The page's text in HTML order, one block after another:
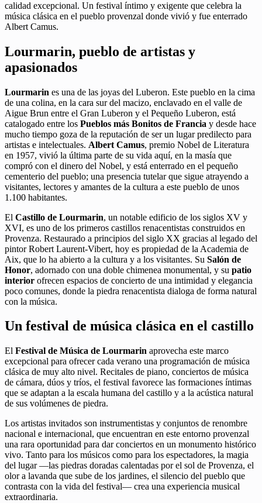
calidad excepcional. Un festival íntimo y exigente que celebra la
música clásica en el pueblo provenzal donde vivió y fue enterrado
Albert Camus.
Lourmarin, pueblo de artistas y
apasionados
Lourmarin es una de las joyas del Luberon. Este pueblo en la cima
de una colina, en la cara sur del macizo, enclavado en el valle de
Aigue Brun entre el Gran Luberon y el Pequeño Luberon, está
catalogado entre los Pueblos más Bonitos de Francia y desde hace
mucho tiempo goza de la reputación de ser un lugar predilecto para
artistas e intelectuales. Albert Camus, premio Nobel de Literatura
en 1957, vivió la última parte de su vida aquí, en la masía que
compró con el dinero del Nobel, y está enterrado en el pequeño
cementerio del pueblo; una presencia tutelar que sigue atrayendo a
visitantes, lectores y amantes de la cultura a este pueblo de unos
1.100 habitantes.
El Castillo de Lourmarin, un notable edificio de los siglos XV y
XVI, es uno de los primeros castillos renacentistas construidos en
Provenza. Restaurado a principios del siglo XX gracias al legado del
pintor Robert Laurent-Vibert, hoy es propiedad de la Academia de
Aix, que lo ha abierto a la cultura y a los visitantes. Su Salón de
Honor, adornado con una doble chimenea monumental, y su patio
interior ofrecen espacios de concierto de una intimidad y elegancia
poco comunes, donde la piedra renacentista dialoga de forma natural
con la música.
Un festival de música clásica en el castillo
El Festival de Música de Lourmarin aprovecha este marco
excepcional para ofrecer cada verano una programación de música
clásica de muy alto nivel. Recitales de piano, conciertos de música
de cámara, dúos y tríos, el festival favorece las formaciones íntimas
que se adaptan a la escala humana del castillo y a la acústica natural
de sus volúmenes de piedra.
Los artistas invitados son instrumentistas y conjuntos de renombre
nacional e internacional, que encuentran en este entorno provenzal
una rara oportunidad para dar conciertos en un monumento histórico
vivo. Tanto para los músicos como para los espectadores, la magia
del lugar —las piedras doradas calentadas por el sol de Provenza, el
olor a lavanda que sube de los jardines, el silencio del pueblo que
contrasta con la vida del festival— crea una experiencia musical
extraordinaria.